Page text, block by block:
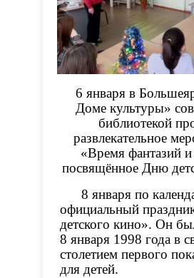
6 января в
Доме культуры»
библиотекой
развлекательное
«Время фантазий и
посвящённое Дню
8 января по
официальный
детского кино». Он
8 января 1998 года в
столетием первого
для детей.